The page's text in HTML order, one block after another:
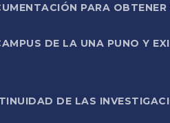
PARA
DE LA UNA PUNO Y
DE LAS